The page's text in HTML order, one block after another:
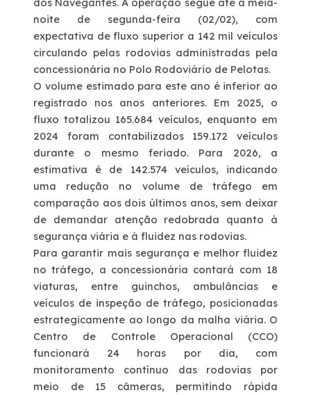
Fale Conosco
Fornecedores
Trabalhe Conosco
Ouvidoria
WhatsApp
noite de segunda-feira (02/02), com
expectativa defluxo superior a 142 mil veículos
circulando pelas rodovias administradas pela
concessionária no Polo Rodoviário de Pelotas.
O volume estimado para este ano é inferior ao
registrado nos anos anteriores. Em 2025, o
fluxo totalizou 165.684 veículos, enquanto em
2024 foram contabilizados 159.172 veículos
durante o mesmo feriado. Para 2026, a
estimativa é de 142.574 veículos, indicando
uma redução no volume de tráfego em
comparação aos dois últimos anos, sem deixar
de demandar atenção redobrada quanto à
segurança viária e à fluidez nas rodovias.
Para garantir mais segurança e melhor fluidez
no tráfego, a concessionária contará com 18
viaturas, entre guinchos, ambulâncias e
veículos de inspeção de tráfego, posicionadas
estrategicamente ao longo da malha viária. O
Centro de Controle Operacional (CCO)
funcionará 24 horas por dia, com
monitoramento contínuo das rodovias por
meio de 15 câmeras, permitindo rápida